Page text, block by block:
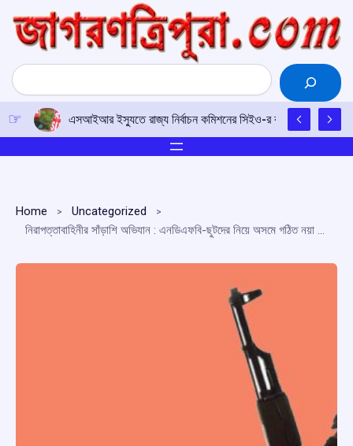
content
Search
এসআইআর ইস্যুতে রাজ্য নির্বাচন কমিশনের সিইও-র কাছে
Home
Uncategorized
নিরাপত্তাবাহিনীর সাঁড়াশি অভিযান : এনডিএফবি-ছুটদের নিয়ে অসমে গঠিত নয়া জঙ্গি সংগঠন